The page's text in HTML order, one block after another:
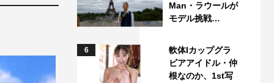
Man・ラウールが
モデル挑戦…
6
軟体Iカップグラ
ビアアイドル・仲
根なのか、1st写